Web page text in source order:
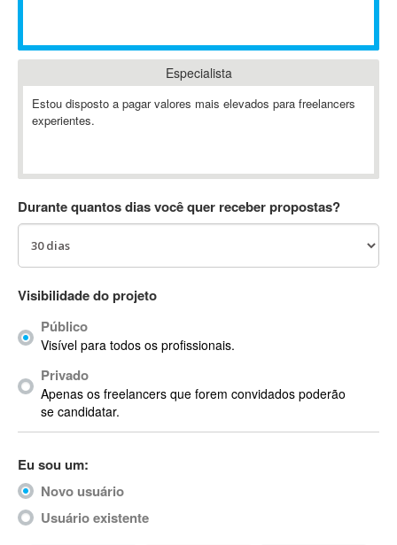
Ableton
Ableton Push
Abstract
AC3
ACID Pro
ACPI
Acrobat
Acrobat X
Acronis
ACT
Actimize
ActionScript
ActionScript 3
Especialista
Estou disposto a pagar valores mais elevados para freelancers
experientes.
Durante quantos dias você quer receber propostas?
Visibilidade do projeto
Público
Visível para todos os profissionais.
Privado
Apenas os freelancers que forem convidados poderão
se candidatar.
Eu sou um:
Novo usuário
Usuário existente